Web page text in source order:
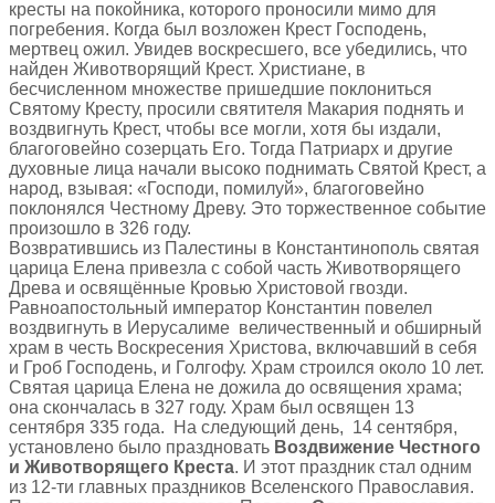
кресты на покойника, которого проносили мимо для
погребения. Когда был возложен Крест Господень,
мертвец ожил. Увидев воскресшего, все убедились, что
найден Животворящий Крест. Христиане, в
бесчисленном множестве пришедшие поклониться
Святому Кресту, просили святителя Макария поднять и
воздвигнуть Крест, чтобы все могли, хотя бы издали,
благоговейно созерцать Его. Тогда Патриарх и другие
духовные лица начали высоко поднимать Святой Крест, а
народ, взывая: «Господи, помилуй», благоговейно
поклонялся Честному Древу. Это торжественное событие
произошло в 326 году.
Возвратившись из Палестины в Константинополь святая
царица Елена привезла с собой часть Животворящего
Древа и освящённые Кровью Христовой гвозди.
Равноапостольный император Константин повелел
воздвигнуть в Иерусалиме величественный и обширный
храм в честь Воскресения Христова, включавший в себя
и Гроб Господень, и Голгофу. Храм строился около 10 лет.
Святая царица Елена не дожила до освящения храма;
она скончалась в 327 году. Храм был освящен 13
сентября 335 года. На следующий день, 14 сентября,
установлено было праздновать Воздвижение Честного
и Животворящего Креста. И этот праздник стал одним
из 12-ти главных праздников Вселенского Православия.